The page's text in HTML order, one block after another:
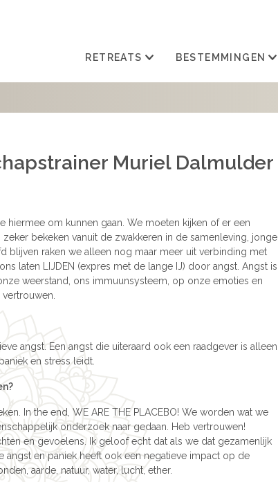
RETREATS BESTEMMINGEN
Muriel Dalmulder
hiermee om kunnen gaan. We moeten kijken of er een
bekeken vanuit de zwakkeren in de samenleving, jonge
blijven raken we alleen nog maar meer uit verbinding met
laten LIJDEN (expres met de lange IJ) door angst. Angst is
weerstand, ons immuunsysteem, op onze emoties en
angst. Een angst die uiteraard ook een raadgever is alleen
en stress leidt.
In the end, WE ARE THE PLACEBO! We worden wat we
onderzoek naar gedaan. Heb vertrouwen!
en gevoelens. Ik geloof echt dat als we dat gezamenlijk
en paniek heeft ook een negatieve impact op de
aarde, natuur, water, lucht, ether.